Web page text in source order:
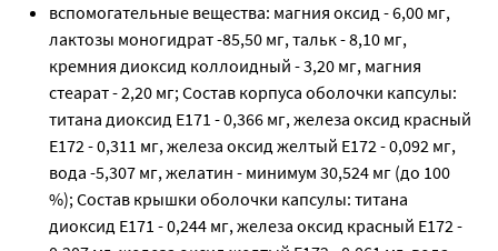
вспомогательные вещества: магния оксид - 6,00 мг,
лактозы моногидрат -85,50 мг, тальк - 8,10 мг,
кремния диоксид коллоидный - 3,20 мг, магния
стеарат - 2,20 мг; Состав корпуса оболочки капсулы:
титана диоксид Е171 - 0,366 мг, железа оксид красный
Е172 - 0,311 мг, железа оксид желтый Е172 - 0,092 мг,
вода -5,307 мг, желатин - минимум 30,524 мг (до 100
%); Состав крышки оболочки капсулы: титана
диоксид Е171 - 0,244 мг, железа оксид красный Е172 -